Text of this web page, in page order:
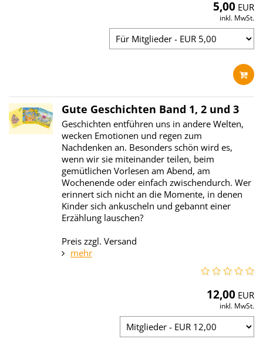
5,00 EUR
inkl. MwSt.
Gute Geschichten Band 1, 2 und 3
Geschichten entführen uns in andere Welten,
wecken Emotionen und regen zum
Nachdenken an. Besonders schön wird es,
wenn wir sie miteinander teilen, beim
gemütlichen Vorlesen am Abend, am
Wochenende oder einfach zwischendurch. Wer
erinnert sich nicht an die Momente, in denen
Kinder sich ankuscheln und gebannt einer
Erzählung lauschen?
Preis zzgl. Versand
mehr
12,00 EUR
inkl. MwSt.